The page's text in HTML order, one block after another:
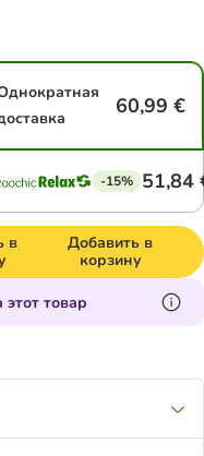
60,99 €
-15% 51,84
в
Добавить в
корзину
товар